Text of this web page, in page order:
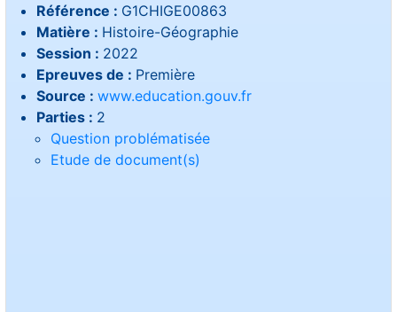
Référence : G1CHIGE00863
Matière : Histoire-Géographie
Session : 2022
Epreuves de : Première
Source : www.education.gouv.fr
Parties : 2
Question problématisée
Etude de document(s)